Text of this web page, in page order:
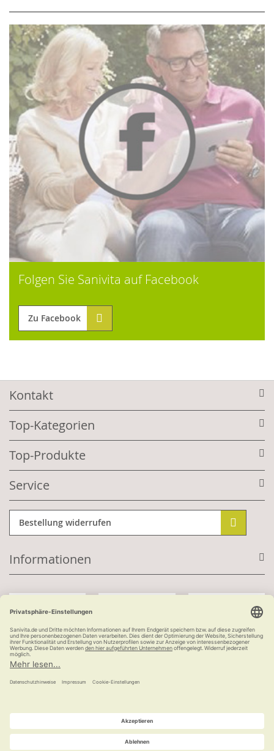
Folgen Sie Sanivita auf Facebook
Zu Facebook
Kontakt
Top-Kategorien
Top-Produkte
Service
Bestellung widerrufen
Informationen
Kauf auf Rechnung
versandkostenfrei